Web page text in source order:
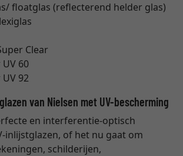
floatglas (reflecterend helder glas)
Clear
60
92
van Nielsen met UV-bescherming
en interferentie-optisch
inlijstglazen, of het nu gaat om
schilderijen,